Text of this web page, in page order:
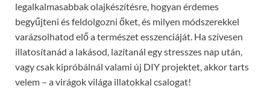
legalkalmasabbak olajkészítésre, hogyan érdemes
begyűjteni és feldolgozni őket, és milyen módszerekkel
varázsolhatod elő a természet esszenciáját. Ha szívesen
illatosítanád a lakásod, lazítanál egy stresszes nap után,
vagy csak kipróbálnál valami új DIY projektet, akkor tarts
velem – a virágok világa illatokkal csalogat!